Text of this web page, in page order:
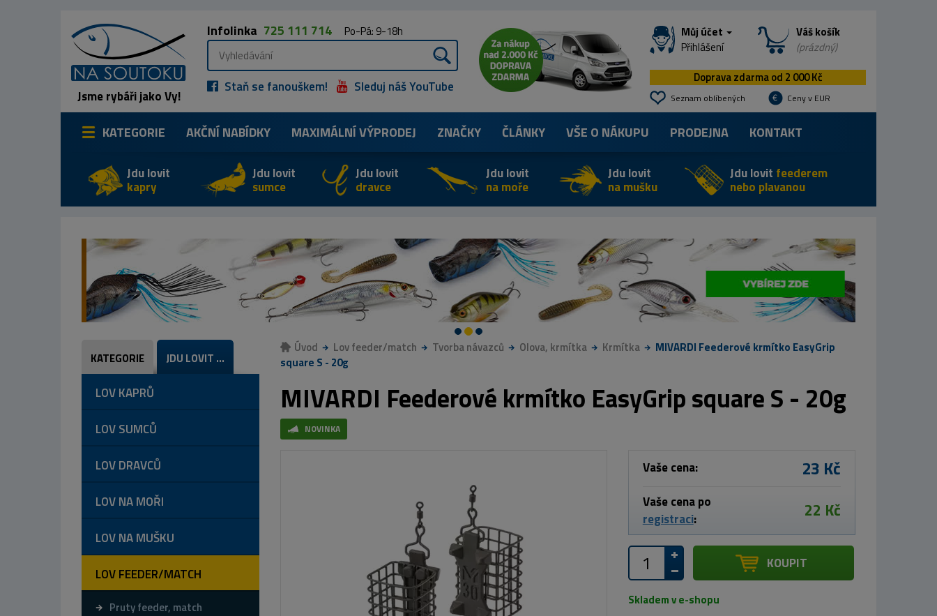
Jsme rybáři jako Vy!
Infolinka 725 111 714 Po-Pá: 9-18h
Staň se fanouškem! Sleduj náš YouTube
Můj účet
Přihlášení
Váš košík
(prázdný)
Doprava zdarma od 2 000 Kč
Seznam oblíbených Ceny v EUR
KATEGORIE AKČNÍ NABÍDKY MAXIMÁLNÍVÝPRODEJ ZNAČKY ČLÁNKY VŠE O NÁKUPU PRODEJNA KONTAKT
Jdu lovit
kapry
Jdu lovit
sumce
Jdu lovit
dravce
Jdu lovit
na moře
Jdu lovit
na mušku
Jdu lovit feederem
nebo plavanou
KATEGORIE JDU LOVIT ...
LOV KAPRŮ
LOV SUMCŮ
LOV DRAVCŮ
LOV NA MOŘI
LOV NA MUŠKU
LOV FEEDER/MATCH
Pruty feeder, match
Úvod Lov feeder/match Tvorba návazců Olova, krmítka Krmítka
MIVARDI Feederové krmítko EasyGrip
square S - 20g
MIVARDI Feederové krmítko EasyGrip square S - 20g
NOVINKA
Vaše cena: 23 Kč
Vaše cena po
registraci: 22 Kč
KOUPIT
Skladem v e-shopu